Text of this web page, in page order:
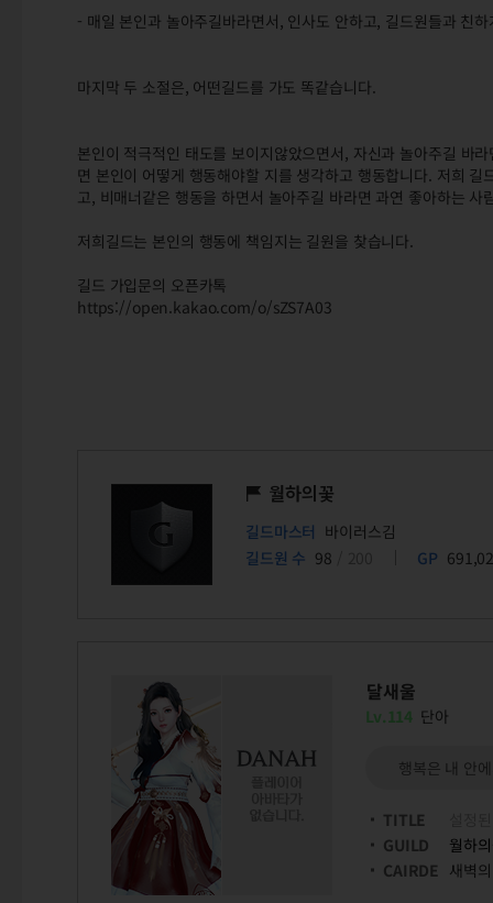
- 매일 본인과 놀아주길바라면서, 인사도 안하고, 길드원들과 친
마지막 두 소절은, 어떤길드를 가도 똑같습니다.
본인이 적극적인 태도를 보이지않았으면서, 자신과 놀아주길 바
면 본인이 어떻게 행동해야할 지를 생각하고 행동합니다. 저희
고, 비매너같은 행동을 하면서 놀아주길 바라면 과연 좋아하는 사
저희길드는 본인의 행동에 책임지는 길원을 찾습니다.
길드 가입문의 오픈카톡
https://open.kakao.com/o/sZS7A03
월하의꽃
길드마스터 바이러스김
길드원 수 98 GP
달새울
Lv.114 단아
행복은 내 안
TITLE
GUILD
월하
CAIRDE 새벽